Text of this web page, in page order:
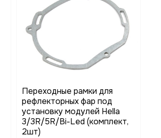
Переходные рамки для
рефлекторных фар под
установку модулей Hella
3/3R/5R/Bi-Led (комплект,
2шт)